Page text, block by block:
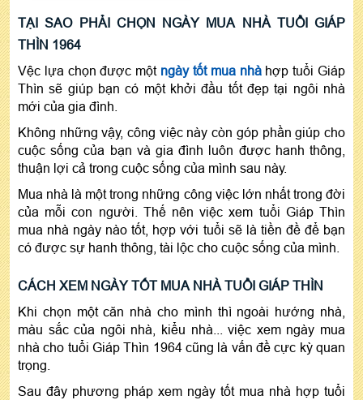
TẠI SAO PHẢI CHỌN NGÀY MUA NHÀ TUỔI GIÁP
THÌN 1964
Vệc lựa chọn được một ngày tốt mua nhàhợp tuổi Giáp
Thìn sẽ giúp bạn có một khởi đầu tốt đẹp tại ngôi nhà
mới của gia đình.
Không những vậy, công việc này còn góp phần giúp cho
cuộc sống của bạn và gia đình luôn được hanh thông,
thuận lợi cả trong cuộc sống của mình sau này.
Mua nhà là một trong những công việc lớn nhất trong đời
của mỗi con người. Thế nên việc xem tuổi Giáp Thìn
mua nhà ngày nào tốt, hợp với tuổi sẽ là tiền đề để bạn
có được sự hanh thông, tài lộc cho cuộc sống của mình.
CÁCH XEM NGÀY TỐT MUA NHÀ TUỔI GIÁP THÌN
Khi chọn một căn nhà cho mình thì ngoài hướng nhà,
màu sắc của ngôi nhà, kiểu nhà... việc xem ngày mua
nhà cho tuổi Giáp Thìn 1964 cũng là vấn đề cực kỳ quan
trọng.
Sau đây phương pháp xem ngày tốt mua nhà hợp tuổi